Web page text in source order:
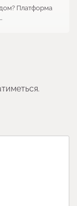
Платформа